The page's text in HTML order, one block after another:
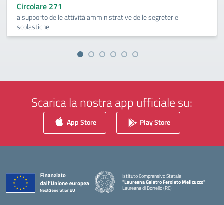
Circolare 271
a supporto delle attività amministrative delle segreterie
scolastiche
Scarica la nostra app ufficiale su:
App Store Play Store
Istituto Comprensivo Statale
"Laureana Galatro Feroleto Melicucco"
Laureana di Borrello (RC)